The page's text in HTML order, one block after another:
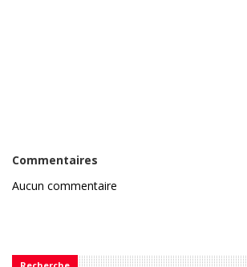
Commentaires
Aucun commentaire